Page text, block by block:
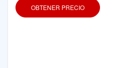
OBTENER PRECIO